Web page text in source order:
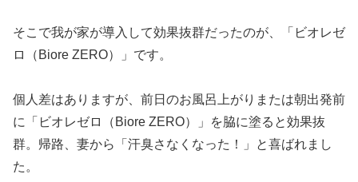
そこで我が家が導入して効果抜群だったのが、「ビオレゼ
ロ（Biore ZERO）」です。
個人差はありますが、前日のお風呂上がりまたは朝出発前
に「ビオレゼロ（Biore ZERO）」を脇に塗ると効果抜
群。帰路、妻から「汗臭さなくなった！」と喜ばれまし
た。